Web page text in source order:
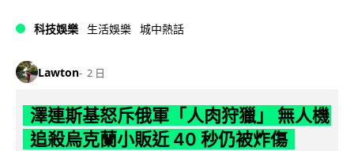
科技娛樂 生活娛樂 城中熱話
Lawton 2 日
澤連斯基怒斥俄軍「人肉狩獵」 無人機
追殺烏克蘭小販近 40 秒仍被炸傷